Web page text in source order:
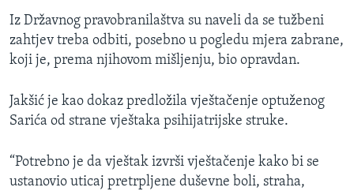
Iz Državnog pravobranilaštva su naveli da se tužbeni
zahtjev treba odbiti, posebno u pogledu mjera zabrane,
koji je, prema njihovom mišljenju, bio opravdan.
Jakšić je kao dokaz predložila vještačenje optuženog
Sarića od strane vještaka psihijatrijske struke.
“Potrebno je da vještak izvrši vještačenje kako bi se
ustanovio uticaj pretrpljene duševne boli, straha,